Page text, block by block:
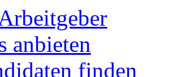
anbieten
finden